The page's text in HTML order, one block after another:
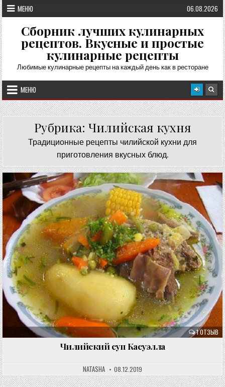
Перейти
к
содержимому
МЕНЮ 06.08.2026
Сборник лучших кулинарных
рецептов. Вкусные и простые
кулинарные рецепты
Любимые кулинарные рецепты на каждый день как в ресторане
МЕНЮ
Рубрика: Чилийская кухня
Традиционные рецепты чилийской кухни для
приготовления вкусных блюд.
1 ОТЗЫВ
Чилийский суп Касуэлла
NATASHA 08.12.2019